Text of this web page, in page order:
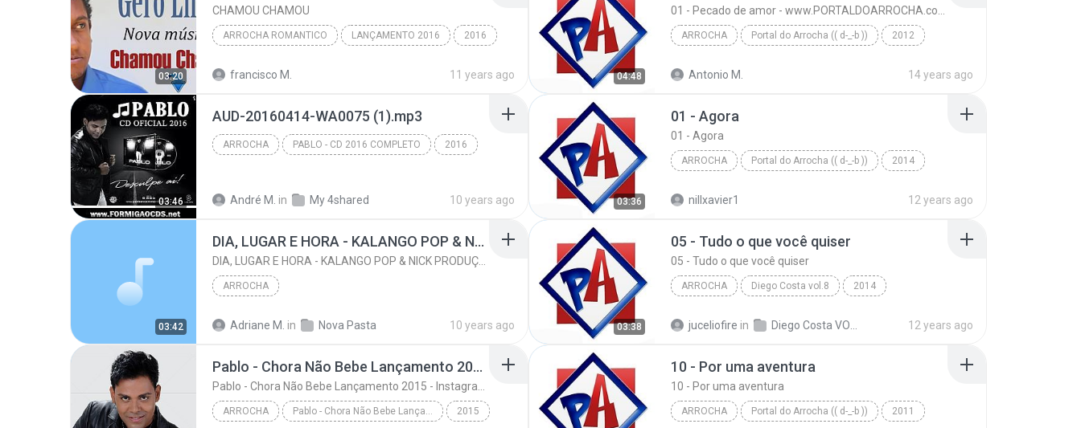
03:20
CHAMOU CHAMOU
ARROCHA ROMANTICO LANÇAMENTO 2016 2016
francisco M. 11 years ago 04:48
ARROCHA Portal do Arrocha (( d-_-b )) 2012
Antonio M. 14 years ago
03:46
AUD-20160414-WA0075 (1).mp3
ARROCHA PABLO - CD 2016 COMPLETO 2016
André M. in My 4shared 10 years ago 03:36
01 - Agora
01 - Agora
ARROCHA Portal do Arrocha (( d-_-b )) 2014
nillxavier1 12 years ago
03:42
DIA, LUGAR E HORA - KALANGO POP & NICK PRODUÇÕES
ARROCHA
Adriane M. in Nova Pasta 10 years ago 03:38
05 - Tudo o que você quiser
05 - Tudo o que você quiser
ARROCHA Diego Costa vol.8 2014
juceliofire in 12 years ago
Pablo - Chora Não Bebe Lançamento 2015 - Instagram @DANIEELARAUJOO
ARROCHA Pablo - Chora Não Bebe Lançamento 2015 - Instagram @DANIEELARAUJOO 2015
10 - Por uma aventura
10 - Por uma aventura
ARROCHA Portal do Arrocha (( d-_-b )) 2011